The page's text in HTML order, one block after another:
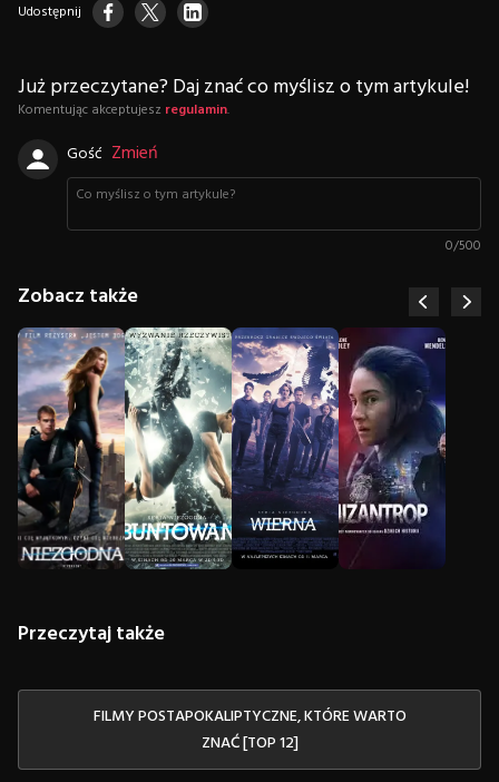
Udostępnij
Już przeczytane? Daj znać co myślisz o tym artykule!
Komentując akceptujesz regulamin.
Gość Zmień
0/500
Zobacz także
Przeczytaj także
FILMY POSTAPOKALIPTYCZNE, KTÓRE WARTO
ZNAĆ [TOP 12]